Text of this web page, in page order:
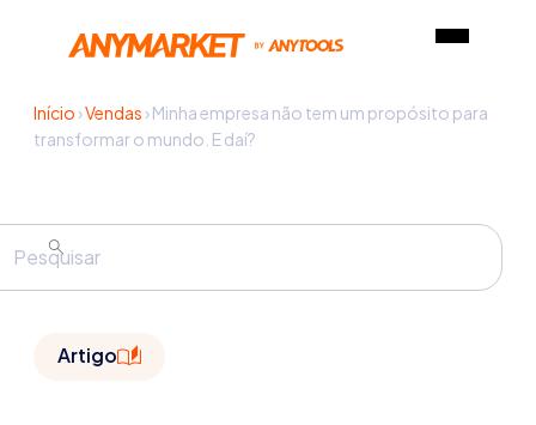
Início ›Vendas ›Minha empresa não tem um propósito para
transformar o mundo. E daí?
Artigo